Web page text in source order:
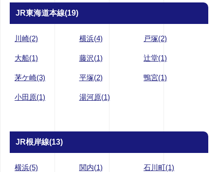
JR東海道本線(19)
川崎(2) 横浜(4) 戸塚(2)
大船(1) 藤沢(1) 辻堂(1)
茅ケ崎(3) 平塚(2) 鴨宮(1)
小田原(1) 湯河原(1)
JR根岸線(13)
横浜(5) 関内(1) 石川町(1)